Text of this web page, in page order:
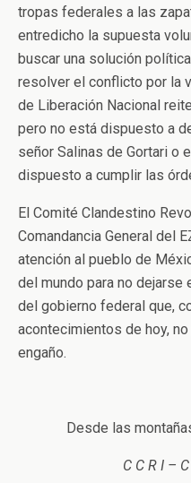
tropas federales a las
entredicho la supuesta
buscar una solución
resolver el conflicto por la
de Liberación Nacional
pero no está dispuesto a
señor Salinas de Gortari o
dispuesto a cumplir las
El Comité Clandestino
Comandancia General del
atención al pueblo de
del mundo para no dejarse
del gobierno federal que,
acontecimientos de hoy,
engaño.
Desde las
C C R I –